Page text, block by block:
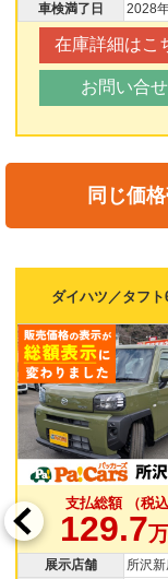
2028年8月
詳細はこちら
お問い合せ
同じ価
ダイハツ／タフト
支払総額 （税込
129.7
展示店舗
所沢